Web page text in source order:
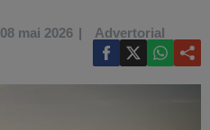
08 mai 2026 Advertorial